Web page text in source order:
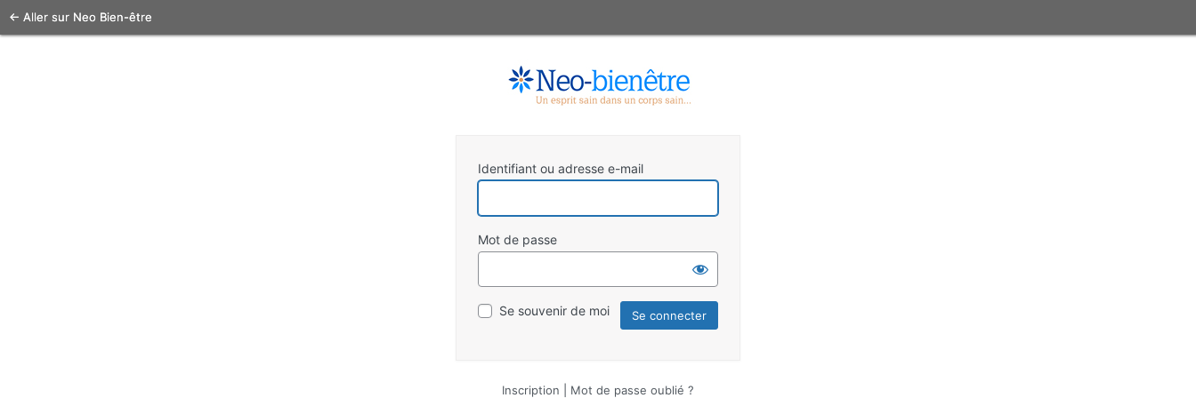
Identifiant ou adresse e-mail
Mot de passe
Se souvenir de moi
Inscription Mot de passe oublié ?
← Aller sur Neo Bien-être